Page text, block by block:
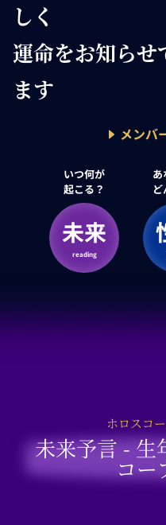
しく
運命をお知らせ
ます
メンバ
いつ何が
起こる？
未来
reading
あ
ホロスコ
未来予言 - 生
コー